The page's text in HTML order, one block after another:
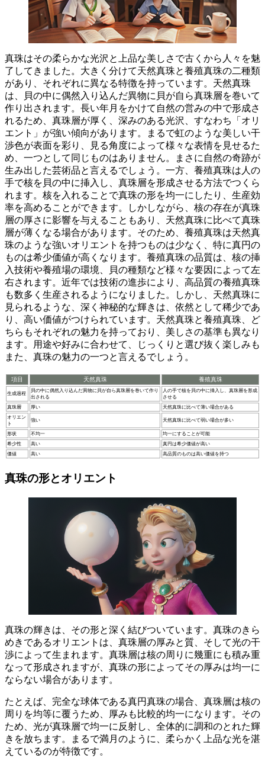
真珠はその柔らかな光沢と上品な美しさで古くから人々を魅
了してきました。大きく分けて天然真珠と養殖真珠の二種類
があり、それぞれに異なる特徴を持っています。天然真珠
は、貝の中に偶然入り込んだ異物に貝が自ら真珠層を巻いて
作り出されます。長い年月をかけて自然の営みの中で形成さ
れるため、 真珠層が厚く 、深みのある光沢、すなわち
「オリ
エント」が強い傾向があります。まるで虹のような美しい干
渉色が表面を彩り、見る角度によって様々な表情を見せるた
め、一つとして同じものはありません。まさに自然の奇跡が
生み出した芸術品と言えるでしょう。一方、養殖真珠は人の
手で核を貝の中に挿入し、真珠層を形成させる方法でつくら
れます。核を入れることで真珠の形を均一に したり、 生産効
率を高める ことができます。しかしながら、 核の存在が真珠
層の厚さに影響を与えることもあり、天然真珠に比べて真珠
層が薄くなる場合があります。そのため、養殖真珠は天然真
珠のような強いオリエントを持つものは少なく、特に真円の
ものは希少価値が高くなります。養殖真珠の品質は、核の挿
入技術や養殖場の環境、貝の種類など様々な要因によって左
右されます。近年では技術の進歩により、 高品質の養殖真珠
も数多く生産されるようになりました。しかし、天然真珠に
見られるような、 深く神秘的な輝き は、依然として稀少であ
り、高い価値がつけられています。天然真珠と養殖真珠、ど
ちらもそれぞれの魅力を持っており、美しさの基準も異なり
ます。
用途や好みに合わせて
、じっくりと選び抜く楽しみも
また、真珠の魅力の一つと言えるでしょう。
項目 天然真珠 養殖真珠
生成過程
貝の中に偶然入り込んだ異物に貝が自ら真珠層を巻いて作り
出される
人の手で核を貝の中に挿入し、真珠層を形成
させる
真珠層
厚い
天然真珠に比べて薄い場合がある
オリエン
ト
強い 天然真珠に比べて弱い場合が多い
形状 不均一
均一にすることが可能
希少性
高い
真円は希少価値が高い
価値
高い 高品質のものは高い価値を持つ
真珠の形とオリエント
真珠の輝きは、その形と深く結びついています。真珠のきら
めきであるオリエントは、真珠層の厚みと質、そして光の干
渉によって生まれます。真珠層は核の周りに幾重にも積み重
なって形成されますが、 真珠の形によってその厚みは均一に
ならない場合があります。
たとえば、完全な球体である真円真珠の場合、真珠層は核の
周りを均等に覆うため、厚みも比較的均一になります。その
ため、 光が真珠層で均一に反射し、全体的に調和のとれた輝
きを放ちます。まるで満月のように、柔らかく上品な光を湛
えているのが特徴です。